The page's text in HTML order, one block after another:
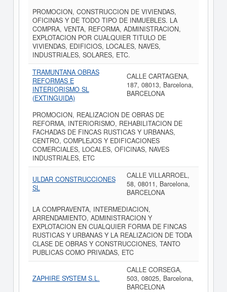
PROMOCION, CONSTRUCCION DE VIVIENDAS,
OFICINAS Y DE TODO TIPO DE INMUEBLES. LA
COMPRA, VENTA, REFORMA, ADMINISTRACION,
EXPLOTACION POR CUALQUIER TITULO DE
VIVIENDAS, EDIFICIOS, LOCALES, NAVES,
INDUSTRIALES, SOLARES, ETC.
TRAMUNTANA OBRAS
REFORMAS E
INTERIORISMO SL
(EXTINGUIDA)
CALLE CARTAGENA,
187, 08013, Barcelona,
BARCELONA
PROMOCION, REALIZACION DE OBRAS DE
REFORMA, INTERIORISMO, REHABILITACION DE
FACHADAS DE FINCAS RUSTICAS Y URBANAS,
CENTRO, COMPLEJOS Y EDIFICACIONES
COMERCIALES, LOCALES, OFICINAS, NAVES
INDUSTRIALES, ETC
ULDAR CONSTRUCCIONES
SL
CALLE VILLARROEL,
58, 08011, Barcelona,
BARCELONA
LA COMPRAVENTA, INTERMEDIACION,
ARRENDAMIENTO, ADMINISTRACION Y
EXPLOTACION EN CUALQUIER FORMA DE FINCAS
RUSTICAS Y URBANAS Y LA REALIZACION DE TODA
CLASE DE OBRAS Y CONSTRUCCIONES, TANTO
PUBLICAS COMO PRIVADAS, ETC
ZAPHIRE SYSTEM S.L.
CALLE CORSEGA,
503, 08025, Barcelona,
BARCELONA